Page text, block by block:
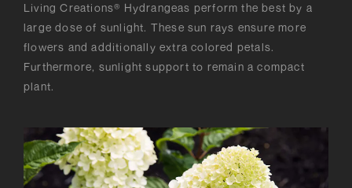
Living Creations® Hydrangeas perform the best by a
large dose of sunlight. These sun rays ensure more
flowers and additionally extra colored petals.
Furthermore, sunlight support to remain a compact
plant.